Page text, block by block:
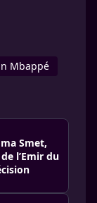
Mbappé
Smet,
l’Emir du